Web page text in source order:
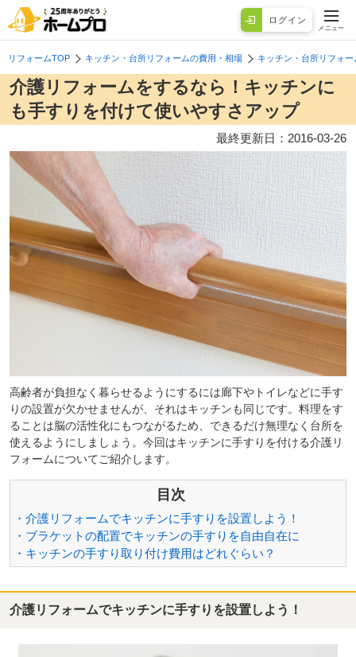
ログイン
メニュー
リフォームTOP キッチン・台所リフォームの費用・相場 キッチン・台所リフォ
介護リフォームをするなら！キッチンに
も手すりを付けて使いやすさアップ
最終更新日： 2016-03-26
高齢者が負担なく暮らせるようにするには廊下やトイレなどに手す
りの設置が欠かせませんが、それはキッチンも同じです。料理をす
ることは脳の活性化にもつながるため、できるだけ無理なく台所を
使えるようにしましょう。今回はキッチンに手すりを付ける介護リ
フォームについてご紹介します。
目次
・介護リフォームでキッチンに手すりを設置しよう！
・ブラケットの配置でキッチンの手すりを自由自在に
・キッチンの手すり取り付け費用はどれぐらい？
介護リフォームでキッチンに手すりを設置しよう！